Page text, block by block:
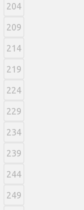
204
209
214
219
224
229
234
239
244
249